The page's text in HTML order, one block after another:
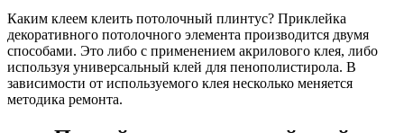
Каким клеем клеить потолочный плинтус? Приклейка
декоративного потолочного элемента производится двумя
способами. Это либо с применением акрилового клея, либо
используя универсальный клей для пенополистирола. В
зависимости от используемого клея несколько меняется
методика ремонта.